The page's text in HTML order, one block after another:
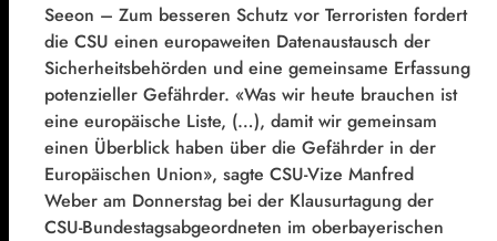
Seeon – Zum besseren Schutz vor Terroristen fordert
die CSU einen europaweiten Datenaustausch der
Sicherheitsbehörden und eine gemeinsame Erfassung
potenzieller Gefährder. «Was wir heute brauchen ist
eine europäische Liste, (…), damit wir gemeinsam
einen Überblick haben über die Gefährder in der
Europäischen Union», sagte CSU-Vize Manfred
Weber am Donnerstag bei der Klausurtagung der
CSU-Bundestagsabgeordneten im oberbayerischen